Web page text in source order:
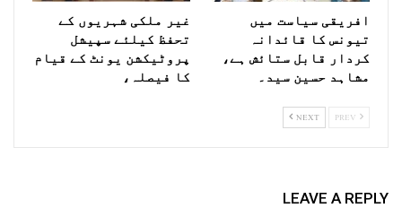
افریقی سیاست میں
تیونس کا قائدانہ
کردار قابل ستائش ہے،
مشاہد حسین سید۔
غیر ملکی شہریوں کے
تحفظ کیلئے سپیشل
پروٹیکشن یونٹ کے قیام
کا فیصلہ،
NEXT
LEAVE A REPLY